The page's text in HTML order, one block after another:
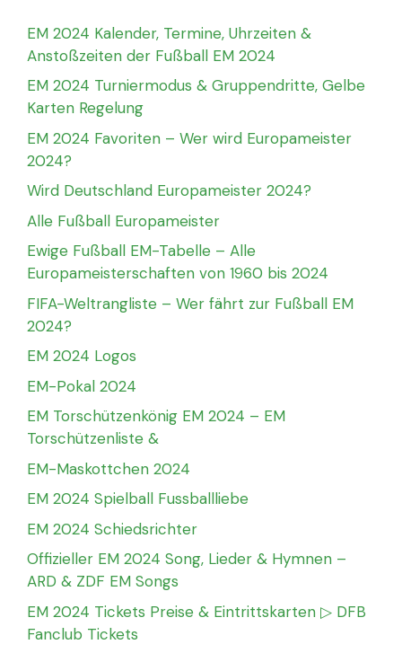
EM 2024 Kalender, Termine, Uhrzeiten &
Anstoßzeiten der Fußball EM 2024
EM 2024 Turniermodus & Gruppendritte, Gelbe
Karten Regelung
EM 2024 Favoriten – Wer wird Europameister
2024?
Wird Deutschland Europameister 2024?
Alle Fußball Europameister
Ewige Fußball EM-Tabelle – Alle
Europameisterschaften von 1960 bis 2024
FIFA-Weltrangliste – Wer fährt zur Fußball EM
2024?
EM 2024 Logos
EM-Pokal 2024
EM Torschützenkönig EM 2024 – EM
Torschützenliste &
EM-Maskottchen 2024
EM 2024 Spielball Fussballliebe
EM 2024 Schiedsrichter
Offizieller EM 2024 Song, Lieder & Hymnen –
ARD & ZDF EM Songs
EM 2024 Tickets Preise & Eintrittskarten ▷ DFB
Fanclub Tickets